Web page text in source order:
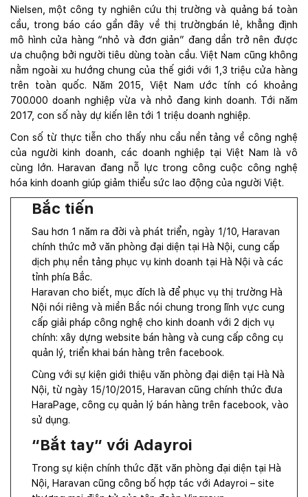
Nielsen, một công ty nghiên cứu thị trường và quảng bá toàn
cầu, trong báo cáo gần đây về thị trườngbán lẻ, khẳng định
mô hình cửa hàng “nhỏ và đơn giản” đang dần trở nên được
ưa chuộng bởi người tiêu dùng toàn cầu. Việt Nam cũng không
nằm ngoài xu hướng chung của thế giới với 1,3 triệu cửa hàng
trên toàn quốc. Năm 2015, Việt Nam ước tính có khoảng
700.000 doanh nghiệp vừa và nhỏ đang kinh doanh. Tới năm
2017, con số này dự kiến lên tới 1 triệu doanh nghiệp.
Con số từ thực tiễn cho thấy nhu cầu nền tảng về công nghệ
của người kinh doanh, các doanh nghiệp tại Việt Nam là vô
cùng lớn. Haravan đang nỗ lực trong công cuộc công nghệ
hóa kinh doanh giúp giảm thiểu sức lao động của người Việt.
Bắc tiến
Sau hơn 1 năm ra đời và phát triển, ngày 1/10, Haravan
chính thức mở văn phòng đại diện tại Hà Nội, cung cấp
dịch phụ nền tảng phục vụ kinh doanh tại Hà Nội và các
tỉnh phía Bắc.
Haravan cho biết, mục đích là để phục vụ thị trường Hà
Nội nói riêng và miền Bắc nói chung trong lĩnh vực cung
cấp giải pháp công nghệ cho kinh doanh với 2 dịch vụ
chính: xây dựng website bán hàng và cung cấp công cụ
quản lý, triển khai bán hàng trên facebook.
Cùng với sự kiện giới thiệu văn phòng đại diện tại Hà Nà
Nội, từ ngày 15/10/2015, Haravan cũng chính thức đưa
HaraPage, công cụ quản lý bán hàng trên facebook, vào
sử dụng.
“Bắt tay” với Adayroi
Trong sự kiện chính thức đặt văn phòng đại diện tại Hà
Nội, Haravan cũng công bố hợp tác với Adayroi – site